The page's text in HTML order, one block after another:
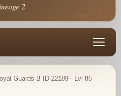
2
Guards B ID 22189 - Lvl 86